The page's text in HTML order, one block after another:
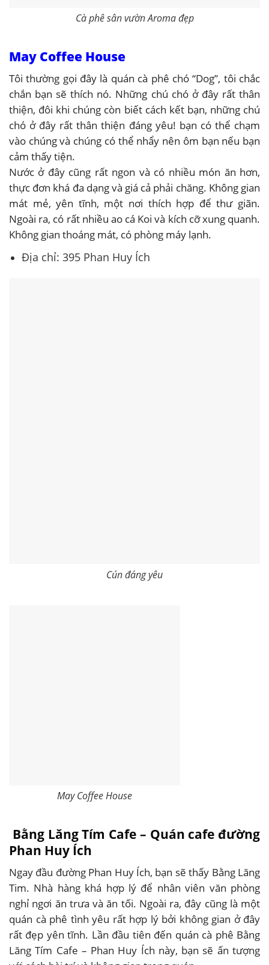
Cà phê sân vườn Aroma đẹp
May Coffee House
Tôi thường gọi đây là quán cà phê chó “Dog”, tôi chắc
chắn bạn sẽ thích nó. Những chú chó ở đây rất thân
thiện, đôi khi chúng còn biết cách kết bạn, những chú
chó ở đây rất thân thiện đáng yêu! bạn có thể chạm
vào chúng và chúng có thể nhẩy nên ôm bạn nếu bạn
cảm thấy tiện.
Nước ở đây cũng rất ngon và có nhiều món ăn hơn,
thực đơn khá đa dạng và giá cả phải chăng. Không gian
mát mẻ, yên tĩnh, một nơi thích hợp để thư giãn.
Ngoài ra, có rất nhiều ao cá Koi và kích cỡ xung quanh.
Không gian thoáng mát, có phòng máy lạnh.
Địa chỉ: 395 Phan Huy Ích
Cún đáng yêu
May Coffee House
Bằng Lăng Tím Cafe – Quán cafe đường
Phan Huy Ích
Ngay đầu đường Phan Huy Ích, bạn sẽ thấy Bằng Lăng
Tim. Nhà hàng khá hợp lý để nhân viên văn phòng
nghỉ ngơi ăn trưa và ăn tối. Ngoài ra, đây cũng là một
quán cà phê tình yêu rất hợp lý bởi không gian ở đây
rất đẹp yên tĩnh. Lần đầu tiên đến quán cà phê Bằng
Lăng Tím Cafe – Phan Huy Ích này, bạn sẽ ấn tượng